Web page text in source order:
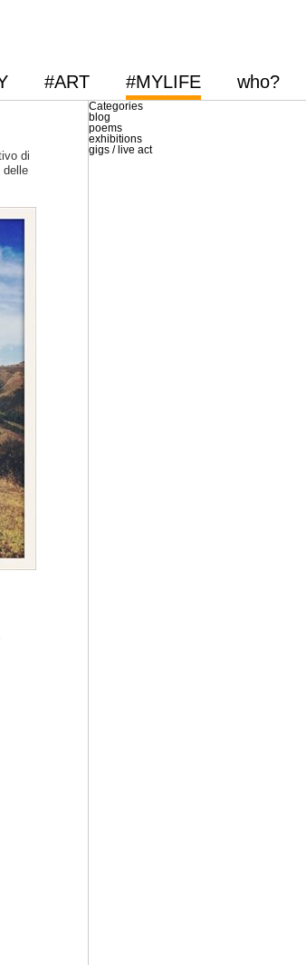
#ART #MYLIFE who?
di
delle
Categories
blog
poems
exhibitions
gigs / live act